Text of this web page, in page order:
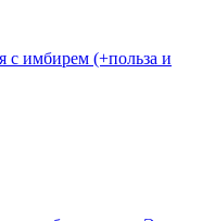
с имбирем (+польза и